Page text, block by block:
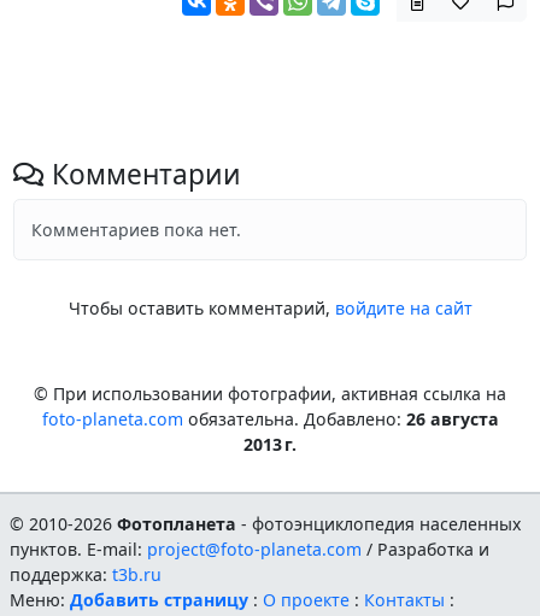
Комментарии
Комментариев пока нет.
Чтобы оставить комментарий, войдите на сайт
© При использовании фотографии, активная ссылка на
foto-planeta.com обязательна. Добавлено: 26 августа
2013 г.
© 2010-2026Фотопланета - фотоэнциклопедия населенных
пунктов. E-mail: project@foto-planeta.com / Разработка и
поддержка:t3b.ru
Меню:Добавить страницу : О проекте : Контакты :